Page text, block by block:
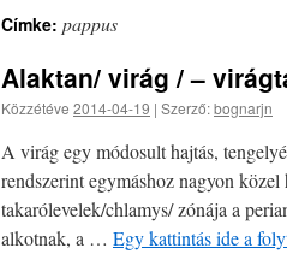
Címke: pappus
Alaktan/ virág / –
Közzétéve 2014-04-19 | Szerző:bognarjn
A virág egy módosult hajtás,
rendszerint egymáshoz nagyon
takarólevelek/chlamys/ zónája a
alkotnak, a … Egy kattintás ide a